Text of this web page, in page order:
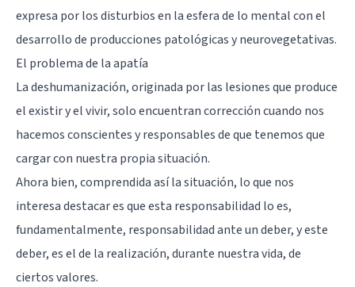
expresa por los disturbios en la esfera de lo mental con el
desarrollo de producciones patológicas y neurovegetativas.
El problema de la apatía
La deshumanización, originada por las lesiones que produce
el existir y el vivir, solo encuentran corrección cuando nos
hacemos conscientes y responsables de que tenemos que
cargar con nuestra propia situación.
Ahora bien, comprendida así la situación, lo que nos
interesa destacar es que esta responsabilidad lo es,
fundamentalmente, responsabilidad ante un deber, y este
deber, es el de la realización, durante nuestra vida, de
ciertos valores.